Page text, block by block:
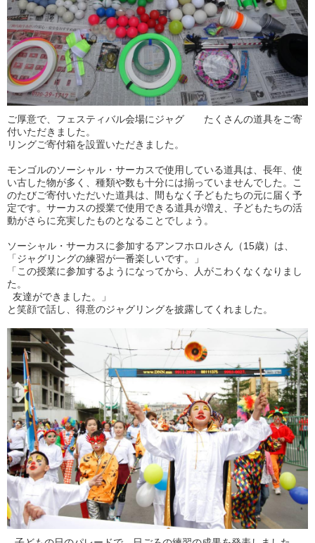
ご厚意で、フェスティバル会場にジャグ たくさんの道具をご寄
付いただきました。
リングご寄付箱を設置いただきました。
モンゴルのソーシャル・サーカスで使用している道具は、長年、使
い古した物が多く、種類や数も十分には揃っていませんでした。こ
のたびご寄付いただいた道具は、間もなく子どもたちの元に届く予
定です。サーカスの授業で使用できる道具が増え、子どもたちの活
動がさらに充実したものとなることでしょう。
ソーシャル・サーカスに参加するアンフホロルさん（15歳）は、
「ジャグリングの練習が一番楽しいです。」
「この授業に参加するようになってから、人がこわくなくなりまし
た。
友達ができました。」
と笑顔で話し、得意のジャグリングを披露してくれました。